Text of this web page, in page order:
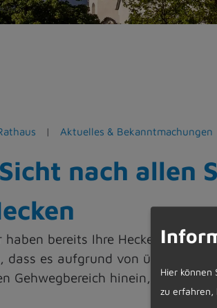
Aktuelles & Bekanntmachungen
nach allen
haben bereits Ihre Hecken und
dass es aufgrund von
Gehwegbereich hinein, dassHier können
zu erfahren,